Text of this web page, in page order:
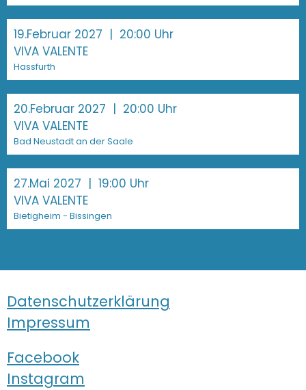
19.Februar 2027 | 20:00 Uhr
VIVA VALENTE
Hassfurth
20.Februar 2027 | 20:00 Uhr
VIVA VALENTE
Bad Neustadt an der Saale
27.Mai 2027 | 19:00 Uhr
VIVA VALENTE
Bietigheim - Bissingen
Datenschutzerklärung
Impressum
Facebook
Instagram